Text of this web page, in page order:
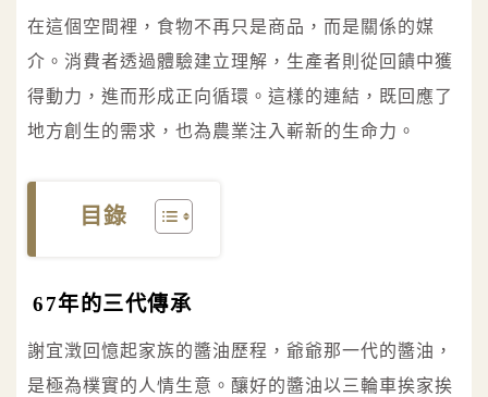
在這個空間裡，食物不再只是商品，而是關係的媒
介。消費者透過體驗建立理解，生產者則從回饋中獲
得動力，進而形成正向循環。這樣的連結，既回應了
地方創生的需求，也為農業注入嶄新的生命力。
目錄
67年的三代傳承
謝宜澂回憶起家族的醬油歷程，爺爺那一代的醬油，
是極為樸實的人情生意。釀好的醬油以三輪車挨家挨